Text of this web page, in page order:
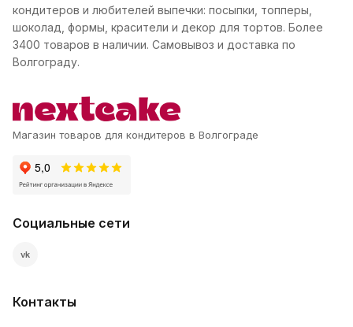
кондитеров и любителей выпечки: посыпки, топперы,
шоколад, формы, красители и декор для тортов. Более
3400 товаров в наличии. Самовывоз и доставка по
Волгограду.
Магазин товаров для кондитеров в Волгограде
Социальные сети
vk
Контакты